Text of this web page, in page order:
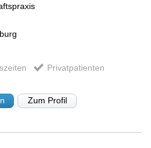
Privatpatienten
Zum Profil